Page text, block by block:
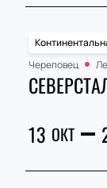
Череповец
13 ОКТ